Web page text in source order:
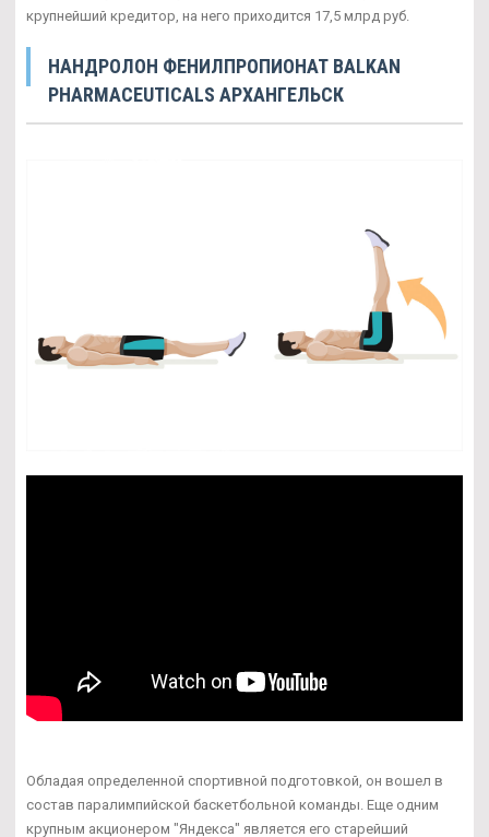
крупнейший кредитор, на него приходится 17,5 млрд руб.
НАНДРОЛОН ФЕНИЛПРОПИОНАТ BALKAN
PHARMACEUTICALS АРХАНГЕЛЬСК
Обладая определенной спортивной подготовкой, он вошел в
состав паралимпийской баскетбольной команды. Еще одним
крупным акционером "Яндекса" является его старейший